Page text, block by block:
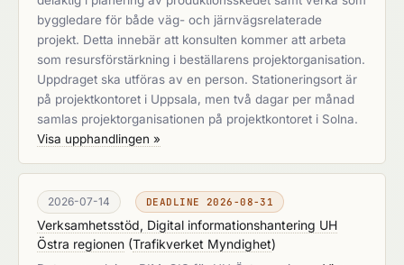
byggledare för både väg- och järnvägsrelaterade
projekt. Detta innebär att konsulten kommer att arbeta
som resursförstärkning i beställarens projektorganisation.
Uppdraget ska utföras av en person. Stationeringsort är
på projektkontoret i Uppsala, men två dagar per månad
samlas projektorganisationen på projektkontoret i Solna.
Visa upphandlingen »
2026-07-14 DEADLINE 2026-08-31
Verksamhetsstöd, Digital informationshantering UH
Östra regionen (Trafikverket Myndighet)